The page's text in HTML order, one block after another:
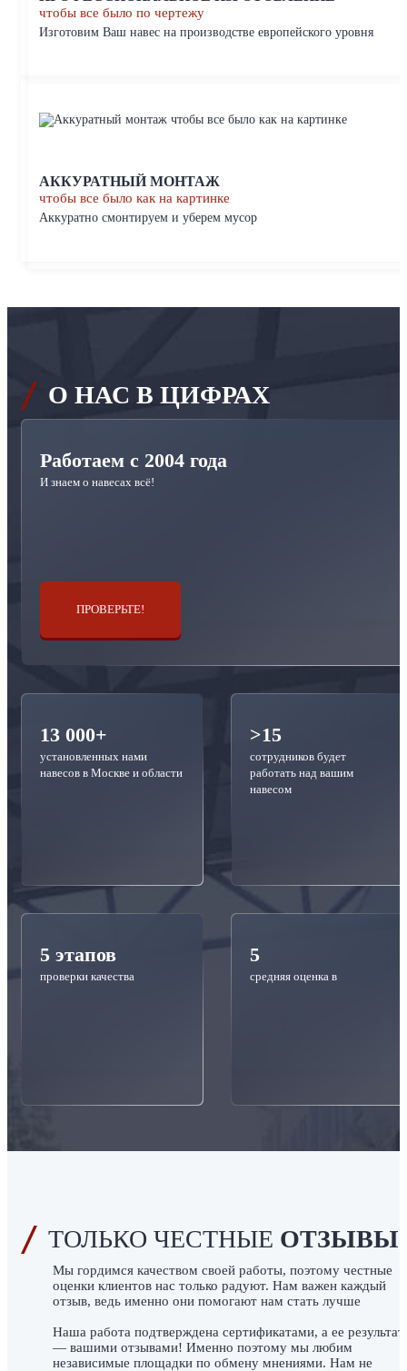
чтобы все было по чертежу
Изготовим Ваш навес на производстве европейского уровня
АККУРАТНЫЙ МОНТАЖ
чтобы все было как на картинке
Аккуратно смонтируем и уберем мусор
О НАС В ЦИФРАХ
Работаем с 2004 года
И знаем о навесах всё!
ПРОВЕРЬТЕ!
13 000+
установленных нами
навесов в Москве и области
>15
сотрудников будет
работать над вашим
навесом
5 этапов
проверки качества
5
средняя оценка в
ТОЛЬКО ЧЕСТНЫЕ ОТЗЫВЫ
Мы гордимся качеством своей работы, поэтому честные
оценки клиентов нас только радуют. Нам важен каждый
отзыв, ведь именно они помогают нам стать лучше
Наша работа подтверждена сертификатами, а ее результат
— вашими отзывами! Именно поэтому мы любим
независимые площадки по обмену мнениями. Нам не